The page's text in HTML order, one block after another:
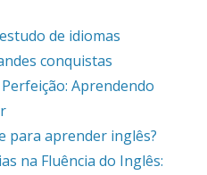
de idiomas
conquistas
Aprendendo
para aprender inglês?
na Fluência do Inglês: